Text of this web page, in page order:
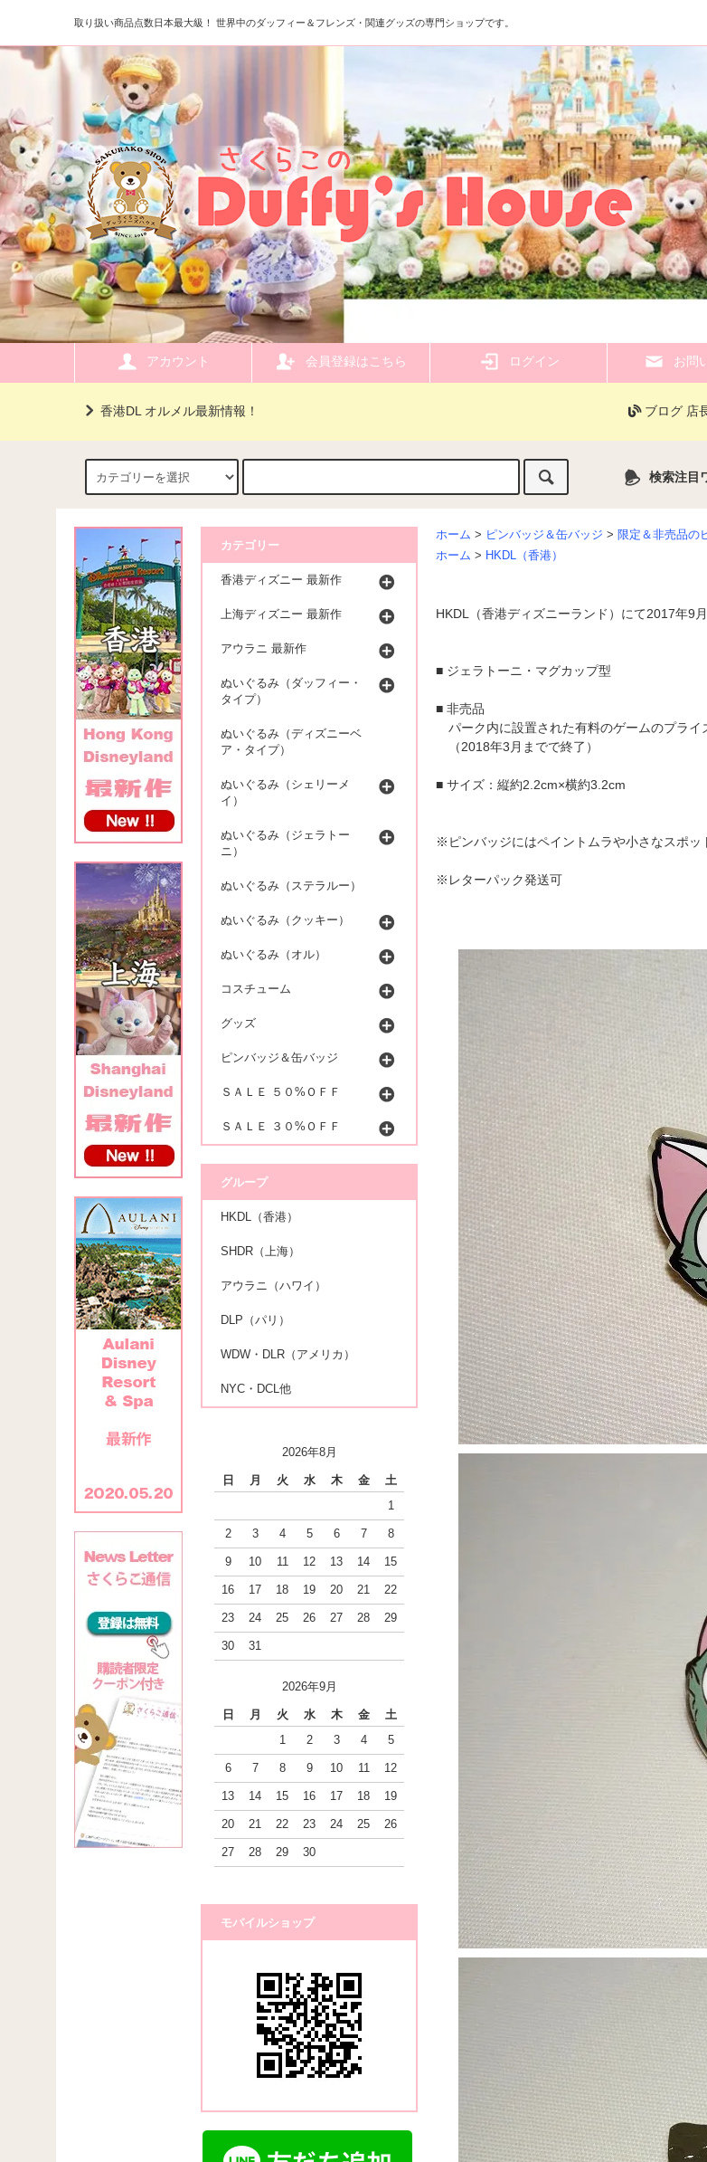
取り扱い商品点数日本最大級！ 世界中のダッフィー＆フレンズ・関連グッズの専門ショップです。
アカウント 会員登録はこちら ログイン お問
香港DL オルメル最新情報！ ブログ 店
検索注目
ホーム > ピンバッジ＆缶バッジ > 限定＆非売品の
ホーム > HKDL（香港）
HKDL（香港ディズニーランド）にて2017年9
■ ジェラトーニ・マグカップ型
■ 非売品
パーク内に設置された有料のゲームのプライ
（2018年3月までで終了）
■ サイズ：縦約2.2cm×横約3.2cm
※ピンバッジにはペイントムラや小さなスポッ
※レターパック発送可
カテゴリー
香港ディズニー 最新作
上海ディズニー 最新作
アウラニ 最新作
ぬいぐるみ（ダッフィー・
タイプ）
ぬいぐるみ（ディズニーベ
ア・タイプ）
ぬいぐるみ（シェリーメ
イ）
ぬいぐるみ（ジェラトー
ニ）
ぬいぐるみ（ステラルー）
ぬいぐるみ（クッキー）
ぬいぐるみ（オル）
コスチューム
グッズ
ピンバッジ＆缶バッジ
ＳＡＬＥ ５０%ＯＦＦ
ＳＡＬＥ ３０%ＯＦＦ
グループ
HKDL（香港）
SHDR（上海）
アウラニ（ハワイ）
DLP（パリ）
WDW・DLR（アメリカ）
NYC・DCL他
2026年8月
日 月 火 水 木 金
土
1
2 3 4 5 6 7 8
9 10 11 12 13 14 15
16 17 18 19 20 21 22
23 24 25 26 27 28 29
30 31
2026年9月
日 月 火 水 木 金
土
1
2 3 4 5
6 7 8 9 10 11 12
13 14 15 16 17 18 19
20 21 22 23 24 25 26
27 28 29 30
モバイルショップ